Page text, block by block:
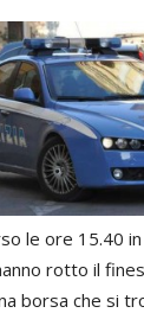
le ore 15.40
rotto il
borsa che si